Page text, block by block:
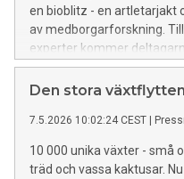
en bioblitz - en artletarjakt
av medborgarforskning.
experter kommer
många arter som möjligt
samtidigt som de får upp
Den stora
7.5.2026 10:02:24 CEST |
10 000 unika växter - små
träd och vassa kaktusar.